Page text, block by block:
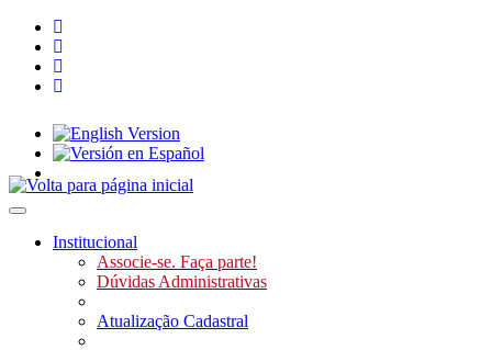
Toggle navigation
Institucional
Associe-se. Faça parte!
Dúvidas Administrativas
Atualização Cadastral